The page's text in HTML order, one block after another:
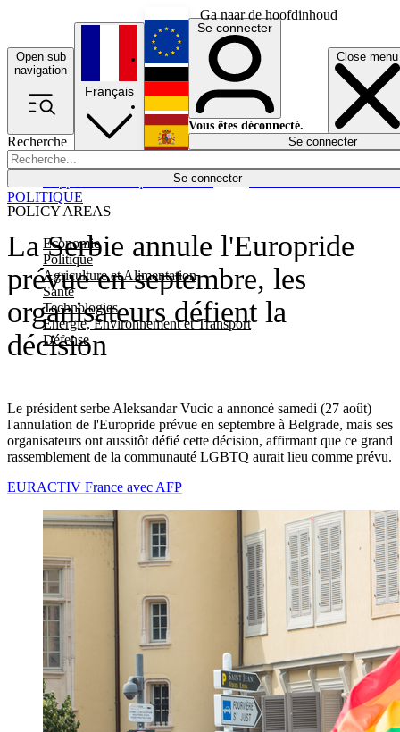
Ga naar de hoofdinhoud
Open sub
navigation
Close menu
Recherche
Se connecter
POLICY AREAS
Economie
Politique
Agriculture et Alimentation
Santé
Technologies
Energie, Environnement et Transport
Défense
Économie
Français
English
Deutsch
Español
Se connecter
Vous êtes déconnecté.
Se connecter
La Serbie annule l'Europride
prévue en septembre, les
organisateurs défient la
décision
Le président serbe Aleksandar Vucic a annoncé samedi (27 août)
l'annulation de l'Europride prévue en septembre à Belgrade, mais ses
organisateurs ont aussitôt défié cette décision, affirmant que ce grand
rassemblement de la communauté LGBTQ aurait lieu comme prévu.
POLITIQUE
EURACTIV France avec AFP